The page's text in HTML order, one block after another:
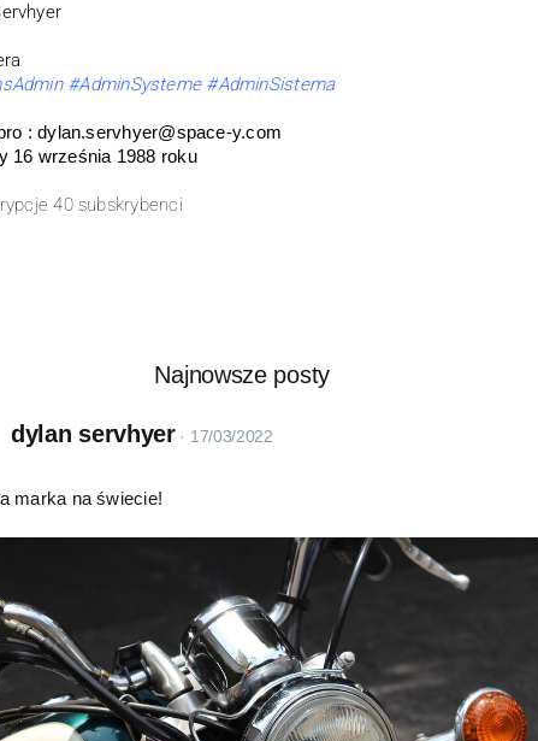
#AdminSysteme #AdminSistema
: dylan.servhyer@space-y.com
16 września 1988 roku
40 subskrybenci
Najnowsze posty
dylan servhyer
marka na świecie!